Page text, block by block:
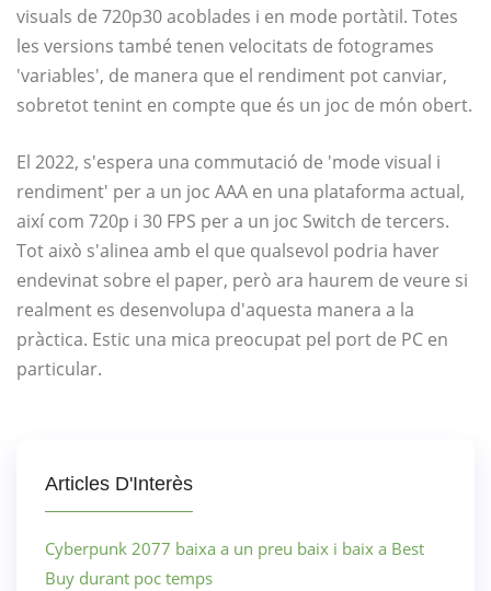
visuals de 720p30 acoblades i en mode portàtil. Totes
les versions també tenen velocitats de fotogrames
'variables', de manera que el rendiment pot canviar,
sobretot tenint en compte que és un joc de món obert.
El 2022, s'espera una commutació de 'mode visual i
rendiment' per a un joc AAA en una plataforma actual,
així com 720p i 30 FPS per a un joc Switch de tercers.
Tot això s'alinea amb el que qualsevol podria haver
endevinat sobre el paper, però ara haurem de veure si
realment es desenvolupa d'aquesta manera a la
pràctica. Estic una mica preocupat pel port de PC en
particular.
Articles D'Interès
Cyberpunk 2077 baixa a un preu baix i baix a Best
Buy durant poc temps